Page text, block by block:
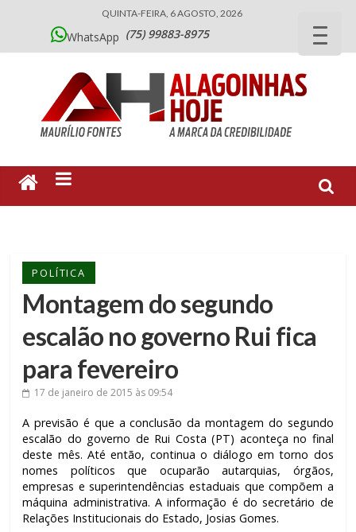
QUINTA-FEIRA, 6 AGOSTO, 2026
WhatsApp (75) 99883-8975
POLÍTICA
Montagem do segundo
escalão no governo Rui fica
para fevereiro
17 de janeiro de 2015 às 09:54
A previsão é que a conclusão da montagem do segundo
escalão do governo de Rui Costa (PT) aconteça no final
deste mês. Até então, continua o diálogo em torno dos
nomes políticos que ocuparão autarquias, órgãos,
empresas e superintendências estaduais que compõem a
máquina administrativa. A informação é do secretário de
Relações Institucionais do Estado, Josias Gomes.